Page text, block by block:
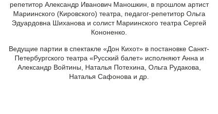
репетитор Александр Иванович Маношкин, в прошлом артист
Мариинского (Кировского) театра, педагог-репетитор Ольга
Эдуардовна Шиханова и солист Мариинского театра Сергей
Кононенко.
Ведущие партии в спектакле «Дон Кихот» в постановке Санкт-
Петербургского театра «Русский балет» исполняют Анна и
Александр Войтины, Наталья Потехина, Ольга Рудакова,
Наталья Сафонова и др.